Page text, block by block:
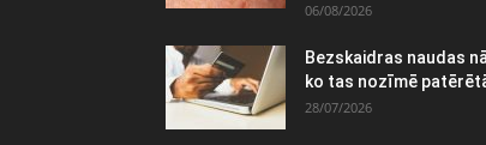
06/08/2026
Bezskaidras naudas
ko tas nozīmē
28/07/2026